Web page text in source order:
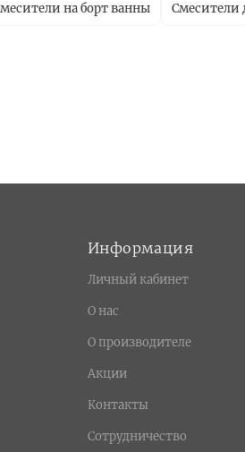
на борт ванны Смесители
Информация
Личный кабинет
О нас
О производителе
Акции
Контакты
Сотрудничество